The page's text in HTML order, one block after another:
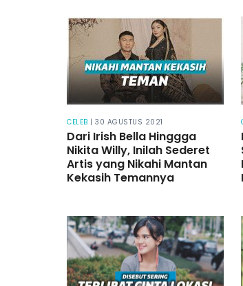
CELEB | 30 AGUSTUS 2021
Dari Irish Bella Hinggga
Nikita Willy, Inilah Sederet
Artis yang Nikahi Mantan
Kekasih Temannya